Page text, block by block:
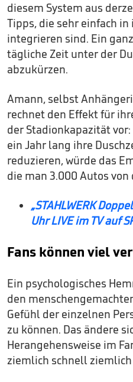
diesem System aus
Tipps, die sehr einfach
integrieren sind. Ein
tägliche Zeit unter der
abzukürzen.
Amann, selbst
rechnet den Effekt für
der Stadionkapazität vor:
ein Jahr lang ihre
reduzieren, würde das
die man 3.000 Autos
„STAHLWERK
Uhr LIVE im TV auf
Fans können viel
Ein psychologisches
den
Gefühl der einzelnen
zu können. Das ändere
Herangehensweise im
ziemlich schnell ziemlich